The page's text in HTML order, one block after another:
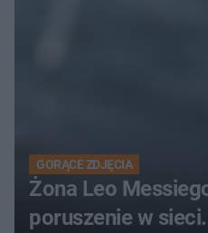
GORĄCE ZDJĘCIA
Żona Leo
poruszenie w